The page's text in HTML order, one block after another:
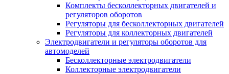
Комплекты бесколлекторных двигателей и
регуляторов оборотов
Регуляторы для бесколлекторных двигателей
Регуляторы для коллекторных двигателей
Электродвигатели и регуляторы оборотов для
автомоделей
Бесколлекторные электродвигатели
Коллекторные электродвигатели